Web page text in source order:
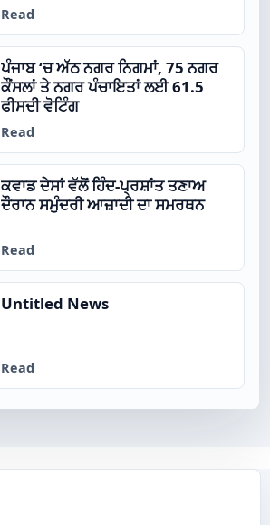
Read
ਪੰਜਾਬ ‘ਚ ਅੱਠ ਨਗਰ ਨਿਗਮਾਂ, 75 ਨਗਰ
ਕੌਂਸਲਾਂ ਤੇ ਨਗਰ ਪੰਚਾਇਤਾਂ ਲਈ 61.5
ਫੀਸਦੀ ਵੋਟਿੰਗ
Read
ਕਵਾਡ ਦੇਸਾਂ ਵੱਲੋਂ ਹਿੰਦ-ਪ੍ਰਸ਼ਾਂਤ ਤਣਾਅ
ਦੌਰਾਨ ਸਮੁੰਦਰੀ ਆਜ਼ਾਦੀ ਦਾ ਸਮਰਥਨ
Read
Untitled News
Read